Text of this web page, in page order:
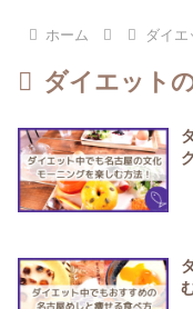
ホーム ダイ
ダイエット